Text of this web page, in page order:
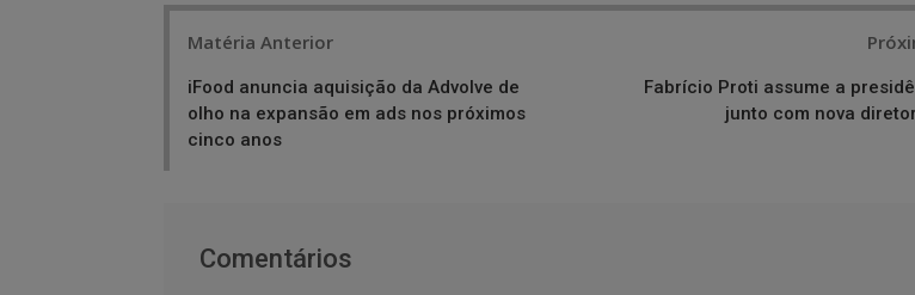
Matéria Anterior
iFood anuncia aquisição da Advolve de
olho na expansão em ads nos próximos
cinco anos
Fabrício Proti assume a
junto com nova
Comentários